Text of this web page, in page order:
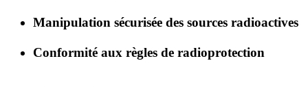
Manipulation sécurisée des sources radioactives
Conformité aux règles de radioprotection